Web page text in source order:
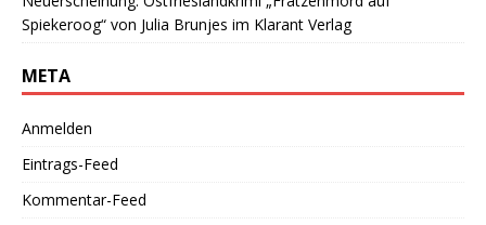
Spiekeroog“ von Julia Brunjes im Klarant Verlag
META
Anmelden
Eintrags-Feed
Kommentar-Feed